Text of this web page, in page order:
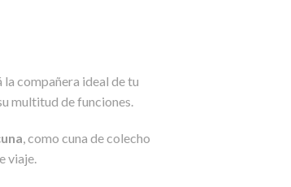
la compañera ideal de tu
multitud de funciones.
, como cuna de colecho
viaje.